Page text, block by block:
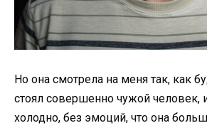
Но она смотрела на меня так, как
стоял совершенно чужой человек,
холодно, без эмоций, что она